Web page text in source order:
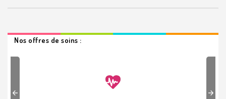
Nos offres de soins :
Previous Next